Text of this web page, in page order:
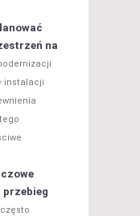
na
instalacji
przebieg